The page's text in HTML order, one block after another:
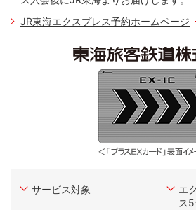
JR東海エクスプレス予約ホームページ
サービス対象
エ
ス